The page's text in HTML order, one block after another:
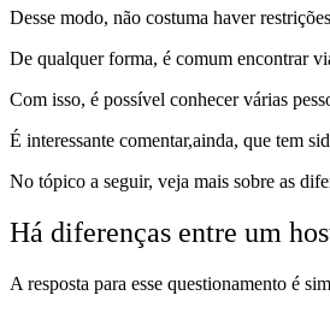
Desse modo, não costuma haver
De qualquer forma, é comum encontrar
Com isso, é possível conhecer várias
É interessante comentar,ainda, que tem
No tópico a seguir, veja mais sobre as
Há diferenças entre um
A resposta para esse questionamento é